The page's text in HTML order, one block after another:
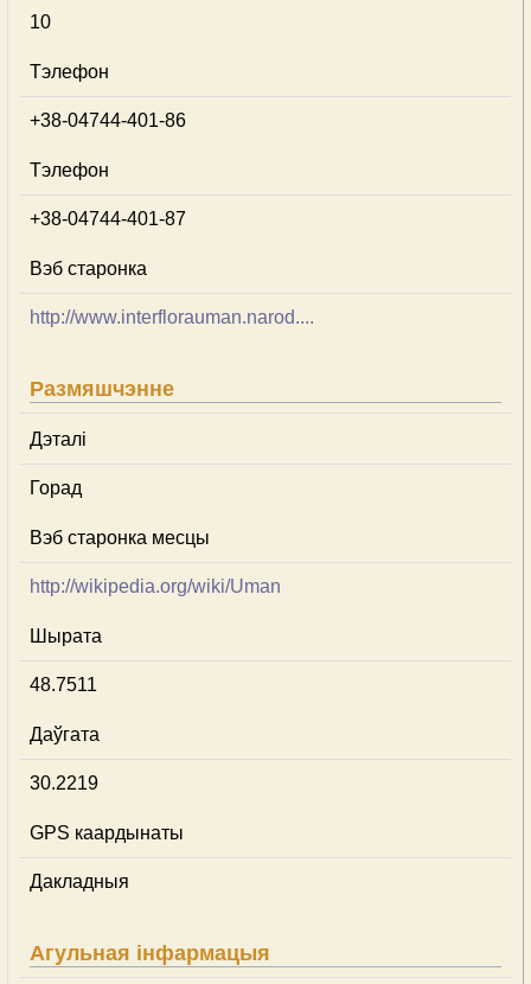
10
Тэлефон
+38-04744-401-86
Тэлефон
+38-04744-401-87
Вэб старонка
http://www.interflorauman.narod....
Размяшчэнне
Дэталі
Горад
Вэб старонка месцы
http://wikipedia.org/wiki/Uman
Шырата
48.7511
Даўгата
30.2219
GPS каардынаты
Дакладныя
Агульная інфармацыя